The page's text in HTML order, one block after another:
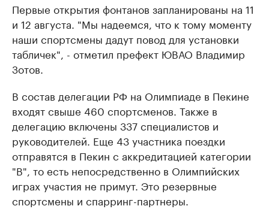
Первые открытия фонтанов запланированы на 11
и 12 августа. "Мы надеемся, что к тому моменту
наши спортсмены дадут повод для установки
табличек", - отметил префект ЮВАО Владимир
Зотов.
В состав делегации РФ на Олимпиаде в Пекине
входят свыше 460 спортсменов. Также в
делегацию включены 337 специалистов и
руководителей. Еще 43 участника поездки
отправятся в Пекин с аккредитацией категории
"В", то есть непосредственно в Олимпийских
играх участия не примут. Это резервные
спортсмены и спарринг-партнеры.